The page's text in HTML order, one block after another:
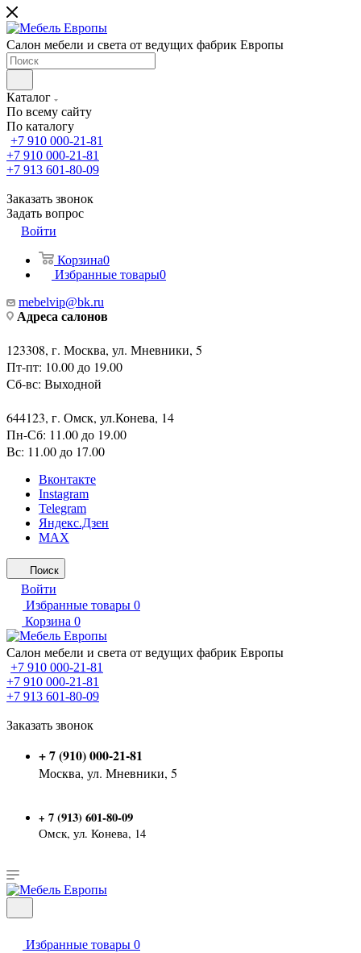
Салон мебели и света от ведущих фабрик Европы
Каталог
По всему сайту
По каталогу
+7 910 000-21-81
+7 910 000-21-81
+7 913 601-80-09
Заказать звонок
Задать вопрос
Войти
Корзина0
Избранные товары0
mebelvip@bk.ru
Адреса салонов
123308, г. Москва, ул. Мневники, 5
Пт-пт: 10.00 до 19.00
Сб-вс: Выходной
644123, г. Омск, ул.Конева, 14
Пн-Сб: 11.00 до 19.00
Вс: 11.00 до 17.00
Вконтакте
Instagram
Telegram
Яндекс.Дзен
MAX
Поиск
Войти
Избранные товары 0
Корзина 0
Салон мебели и света от ведущих фабрик Европы
+7 910 000-21-81
+7 910 000-21-81
+7 913 601-80-09
Заказать звонок
+ 7 (910) 000-21-81
Москва, ул. Мневники, 5
+ 7 (913) 601-80-09
Омск, ул. Конева, 14
Избранные товары 0